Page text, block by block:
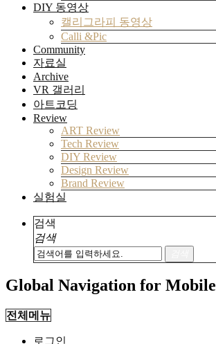
DIY 동영상
캘리그라피 동영상
Calli &Pic
Community
자료실
Archive
VR 갤러리
아트코딩
Review
ART Review
Tech Review
DIY Review
Design Review
Brand Review
실험실
검색
검색
Global Navigation for Mobile
전체메뉴
로그인